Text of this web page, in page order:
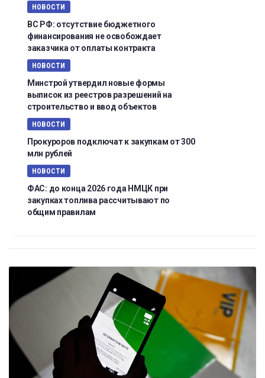
НОВОСТИ
ВС РФ: отсутствие бюджетного
финансирования не освобождает
заказчика от оплаты контракта
НОВОСТИ
Минстрой утвердил новые формы
выписок из реестров разрешений на
строительство и ввод объектов
НОВОСТИ
Прокуроров подключат к закупкам от 300
млн рублей
НОВОСТИ
ФАС: до конца 2026 года НМЦК при
закупках топлива рассчитывают по
общим правилам